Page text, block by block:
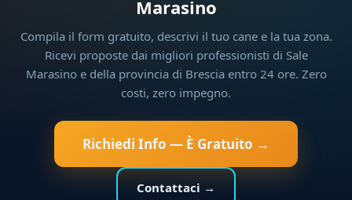
Marasino
Compila il form gratuito, descrivi il tuo cane e la tua zona.
Ricevi proposte dai migliori professionisti di Sale
Marasino e della provincia di Brescia entro 24 ore. Zero
costi, zero impegno.
Richiedi Info — È Gratuito →
Contattaci →